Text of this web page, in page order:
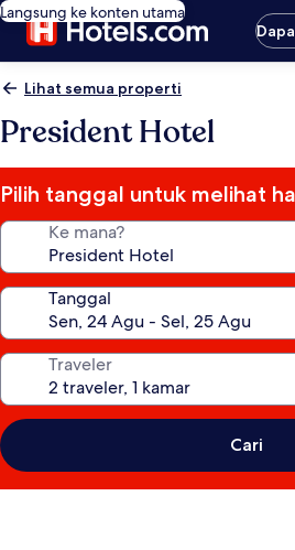
Langsung ke konten utama
Lihat semua properti
President Hotel
Pilih tanggal untuk melihat
Ke mana?
Tanggal
Traveler
Cari